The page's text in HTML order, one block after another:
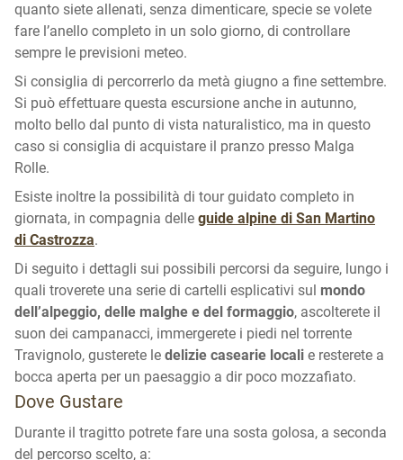
quanto siete allenati, senza dimenticare, specie se volete
fare l’anello completo in un solo giorno, di controllare
sempre le previsioni meteo.
Si consiglia di percorrerlo da metà giugno a fine settembre.
Si può effettuare questa escursione anche in autunno,
molto bello dal punto di vista naturalistico, ma in questo
caso si consiglia di acquistare il pranzo presso Malga
Rolle.
Esiste inoltre la possibilità di tour guidato completo in
giornata, in compagnia delle guide alpine di San Martino
di Castrozza.
Di seguito i dettagli sui possibili percorsi da seguire, lungo i
quali troverete una serie di cartelli esplicativi sul mondo
dell’alpeggio, delle malghe e del formaggio, ascolterete il
suon dei campanacci, immergerete i piedi nel torrente
Travignolo, gusterete le delizie casearie locali e resterete a
bocca aperta per un paesaggio a dir poco mozzafiato.
Dove Gustare
Durante il tragitto potrete fare una sosta golosa, a seconda
del percorso scelto, a: